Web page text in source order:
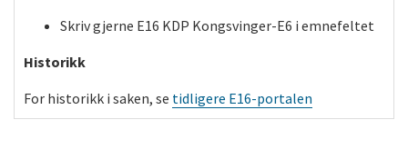
Skriv gjerne E16 KDP Kongsvinger-E6 i emnefeltet
Historikk
For historikk i saken, se tidligere E16-portalen